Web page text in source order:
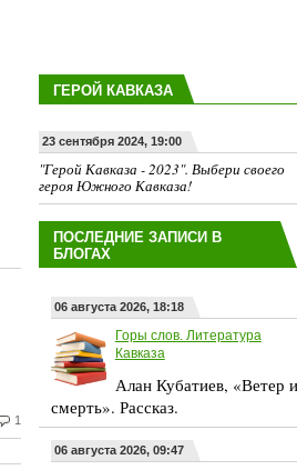
1
ГЕРОЙ КАВКАЗА
23 сентября 2024, 19:00
"Герой Кавказа - 2023". Выбери своего
героя Южного Кавказа!
ПОСЛЕДНИЕ ЗАПИСИ В
БЛОГАХ
06 августа 2026, 18:18
Горы слов. Литература
Кавказа
Алан Кубатиев, «Ветер и
смерть». Рассказ.
06 августа 2026, 09:47